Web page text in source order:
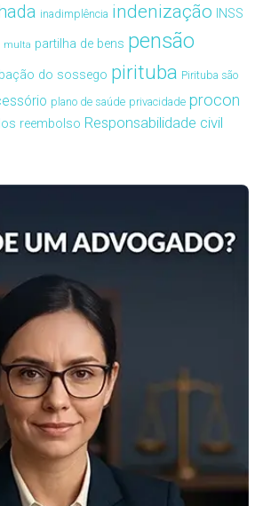
inadimplência indenização INSS
multa partilha de bens pensão
do sossego pirituba Pirituba são
plano de saúde privacidade procon
reembolso Responsabilidade civil